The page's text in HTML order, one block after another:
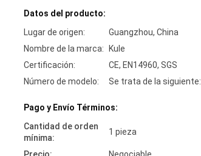
Datos del producto:
Lugar de origen:
Guangzhou, China
Nombre de la marca:
Kule
Certificación:
CE, EN14960, SGS
Número de modelo:
Se trata de la siguiente:
Pago y Envío Términos:
Cantidad de orden
mínima:
1 pieza